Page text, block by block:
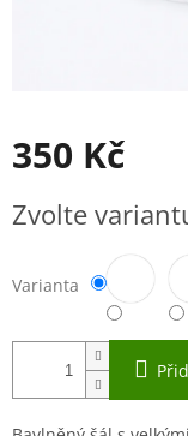
350 Kč
cena:
Zvolte
Varianta